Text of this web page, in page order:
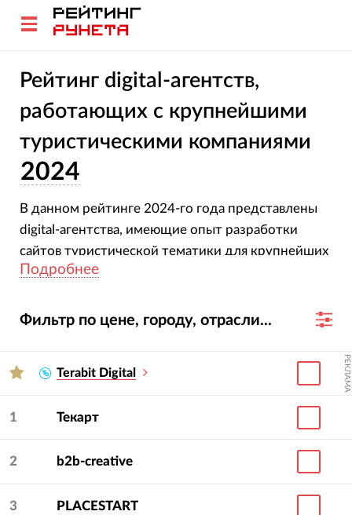
Рейтинг digital-агентств,
работающих с крупнейшими
туристическими компаниями
2024
В данном рейтинге 2024-го года представлены
digital-агентства, имеющие опыт разработки
сайтов туристической тематики для крупнейших
компаний России и мира.
Подробнее
Фильтр по цене, городу, отрасли...
Terabit Digital РЕКЛАМА
1 Текарт
2 b2b-creative
3 PLACESTART